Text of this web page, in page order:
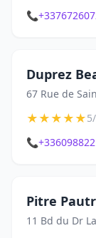
📞
Duprez
67 Rue de
★★★★★
📞
Pitre
11 Bd du Dr